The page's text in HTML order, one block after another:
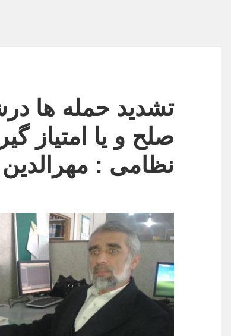
تشدید حمله ها
صلح و یا امتیاز
نظامی :